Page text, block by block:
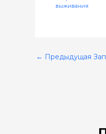
выживания
← Предыдущая